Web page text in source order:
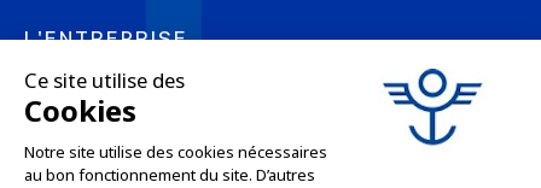
L'ENTREPRISE 
NOS OFFRES
SERVICES PRO